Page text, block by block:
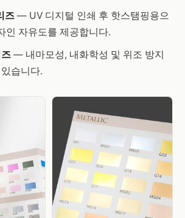
즈 — UV 디지털 인쇄 후 핫스탬핑용으
인 자유도를 제공합니다.
— 내마모성, 내화학성 및 위조 방지
습니다.